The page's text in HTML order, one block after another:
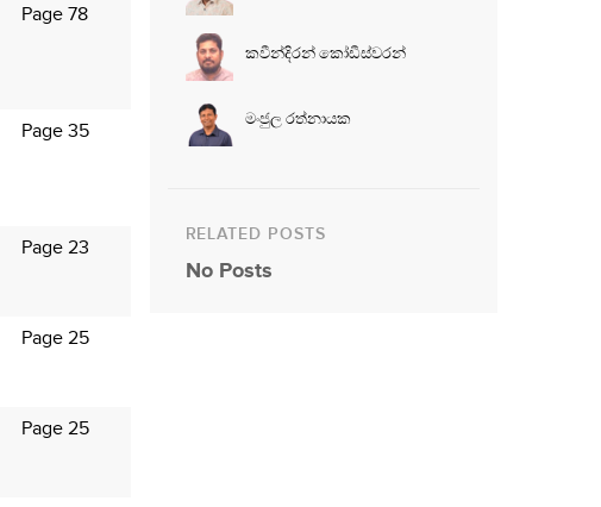
Page 78
Page 35
Page 23
Page 25
Page 25
කවීන්දිරන් කෝඩීස්වරන්
මංජුල රත්නායක
RELATED POSTS
No Posts